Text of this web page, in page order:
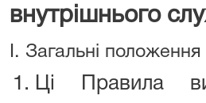
внутрішнього
I. Загальні положення
Ці Правила